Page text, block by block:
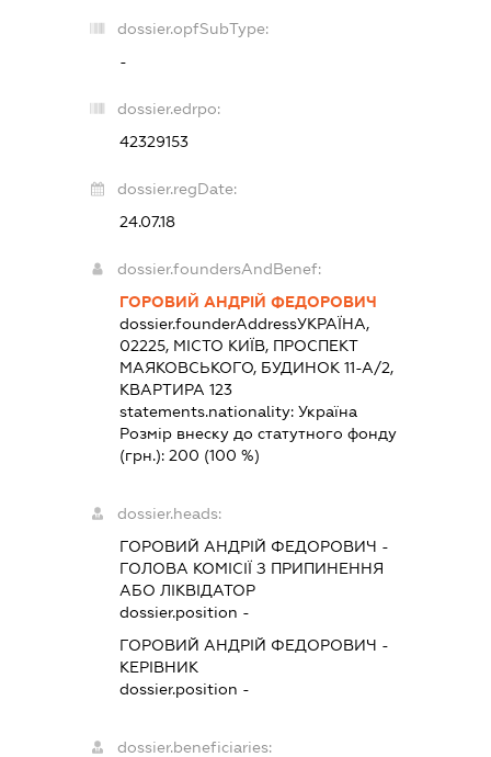
dossier.opfSubType:
-
dossier.edrpo:
42329153
dossier.regDate:
24.07.18
dossier.foundersAndBenef:
ГОРОВИЙ АНДРІЙ ФЕДОРОВИЧ
dossier.founderAddressУКРАЇНА,
02225, МІСТО КИЇВ, ПРОСПЕКТ
МАЯКОВСЬКОГО, БУДИНОК 11-А/2,
КВАРТИРА 123
statements.nationality:Україна
Розмір внеску до статутного фонду
(грн.):200 (100 %)
dossier.heads:
ГОРОВИЙ АНДРІЙ ФЕДОРОВИЧ -
ГОЛОВА КОМІСІЇ З ПРИПИНЕННЯ
АБО ЛІКВІДАТОР
dossier.position -
ГОРОВИЙ АНДРІЙ ФЕДОРОВИЧ -
КЕРІВНИК
dossier.position -
dossier.beneficiaries: